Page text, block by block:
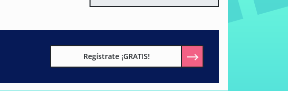
Regístrate ¡GRATIS!